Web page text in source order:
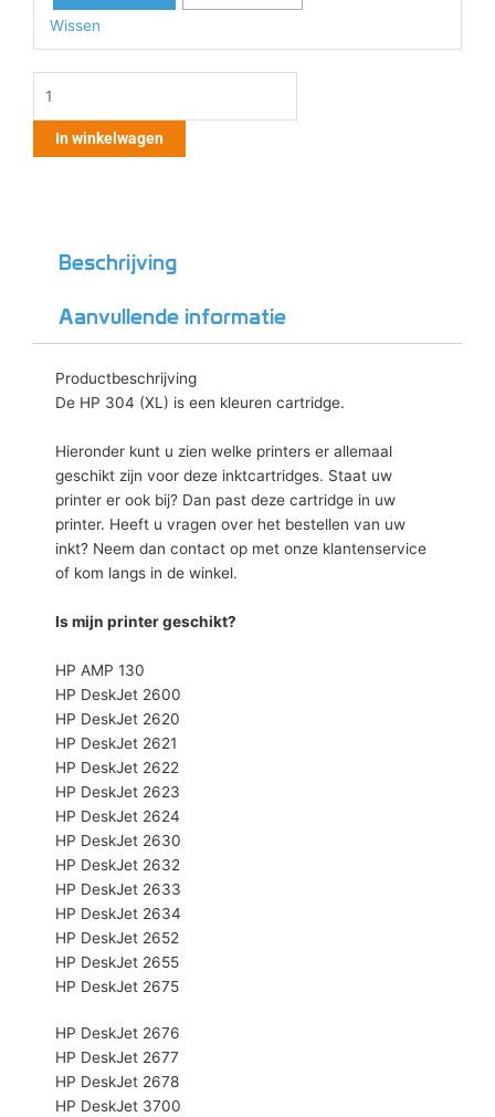
Wissen
aantal
In winkelwagen
Beschrijving
Aanvullende informatie
Productbeschrijving
De HP 304 (XL) is een kleuren cartridge.
Hieronder kunt u zien welke printers er allemaal
geschikt zijn voor deze inktcartridges. Staat uw
printer er ook bij? Dan past deze cartridge in uw
printer. Heeft u vragen over het bestellen van uw
inkt? Neem dan contact op met onze klantenservice
of kom langs in de winkel.
Is mijn printer geschikt?
HP AMP 130
HP DeskJet 2600
HP DeskJet 2620
HP DeskJet 2621
HP DeskJet 2622
HP DeskJet 2623
HP DeskJet 2624
HP DeskJet 2630
HP DeskJet 2632
HP DeskJet 2633
HP DeskJet 2634
HP DeskJet 2652
HP DeskJet 2655
HP DeskJet 2675
HP DeskJet 2676
HP DeskJet 2677
HP DeskJet 2678
HP DeskJet 3700